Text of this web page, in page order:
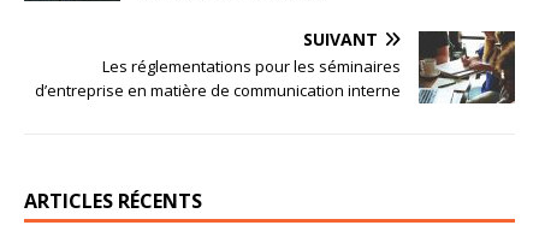
SUIVANT
Les réglementations pour les séminaires
d’entreprise en matière de communication interne
ARTICLES RÉCENTS